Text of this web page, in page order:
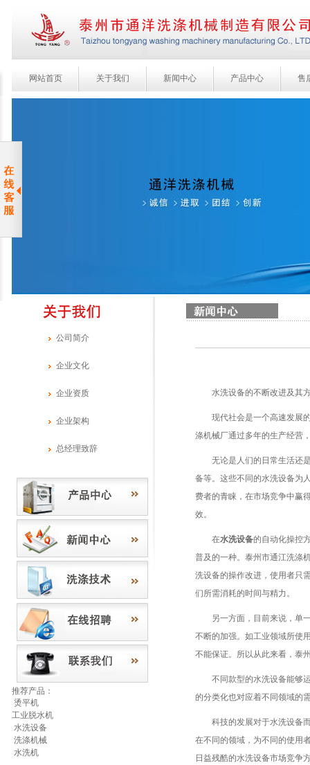
网站首页 关于我们 新闻中心 产品中心 售
公司简介
企业文化
企业资质
企业架构
总经理致辞
推荐产品：
烫平机
工业脱水机
水洗设备
洗涤机械
水洗机
水洗设备的不断改进及其
现代社会是一个高速发展的
涤机械厂通过多年的生产经营
无论是人们的日常生活还是
备等。这些不同的水洗设备为
费者的青睐，在市场竞争中赢
效。
在水洗设备的自动化操控
普及的一种。泰州市通江洗涤
洗设备的操作改进，使用者只
们所需消耗的时间与精力。
另一方面，目前来说，单一
不断的加强。如工业领域所使
不能保证。所以从此来看，泰
不同款型的水洗设备能够运
的分类化也对应着不同领域的
科技的发展对于水洗设备而
在不同的领域，为不同的使用
日益残酷的水洗设备市场竞争